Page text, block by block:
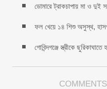
ডোমারে ট্রাকচাপায় মা ও দুই
ফল খেয়ে ১৪ শিশু অসুস্থ,
গোবিন্দগঞ্জে স্ত্রীকে